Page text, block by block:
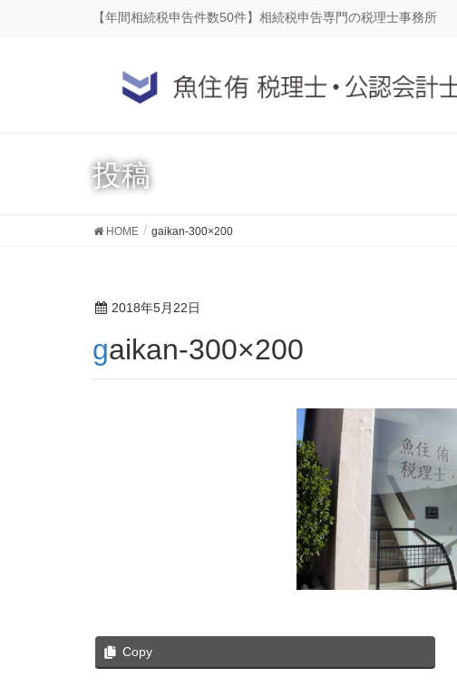
【年間相続税申告件数50件】相続税申告専門の税理士事務所
投稿
HOME gaikan-300×200
2018年5月22日
gaikan-300×200
Copy